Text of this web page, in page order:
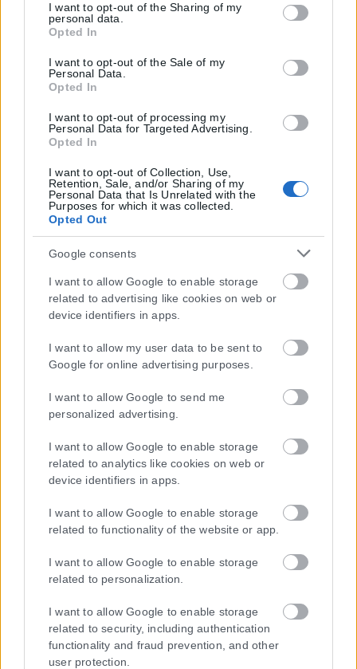
but not limited to your visit or usage behaviour. You may
click to grant or deny consent to Google and its third-party
tags to use your data for below specified purposes in below
Google consent section.
I want to opt-out of the Sharing of my
personal data.
Opted In
I want to opt-out of the Sale of my
Personal Data.
Opted In
I want to opt-out of processing my
Personal Data for Targeted Advertising.
Opted In
I want to opt-out of Collection, Use,
Retention, Sale, and/or Sharing of my
Personal Data that Is Unrelated with the
Purposes for which it was collected.
Opted Out
Google consents
I want to allow Google to enable storage
related to advertising like cookies on web or
device identifiers in apps.
I want to allow my user data to be sent to
Google for online advertising purposes.
I want to allow Google to send me
personalized advertising.
I want to allow Google to enable storage
related to analytics like cookies on web or
device identifiers in apps.
I want to allow Google to enable storage
related to functionality of the website or app.
I want to allow Google to enable storage
related to personalization.
I want to allow Google to enable storage
related to security, including authentication
functionality and fraud prevention, and other
user protection.